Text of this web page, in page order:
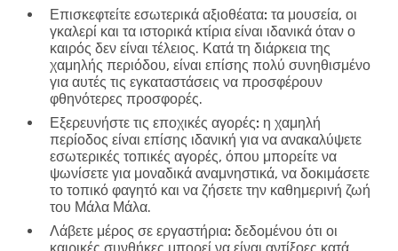
Επισκεφτείτε εσωτερικά αξιοθέατα: τα μουσεία, οι
γκαλερί και τα ιστορικά κτίρια είναι ιδανικά όταν ο
καιρός δεν είναι τέλειος. Κατά τη διάρκεια της
χαμηλής περιόδου, είναι επίσης πολύ συνηθισμένο
για αυτές τις εγκαταστάσεις να προσφέρουν
φθηνότερες προσφορές.
Εξερευνήστε τις εποχικές αγορές: η χαμηλή
περίοδος είναι επίσης ιδανική για να ανακαλύψετε
εσωτερικές τοπικές αγορές, όπου μπορείτε να
ψωνίσετε για μοναδικά αναμνηστικά, να δοκιμάσετε
το τοπικό φαγητό και να ζήσετε την καθημερινή ζωή
του Μάλα Μάλα.
Λάβετε μέρος σε εργαστήρια: δεδομένου ότι οι